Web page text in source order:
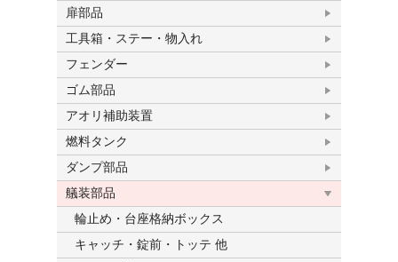
扉部品
工具箱・ステー・物入れ
フェンダー
ゴム部品
アオリ補助装置
燃料タンク
ダンプ部品
艤装部品
輪止め・台座格納ボックス
キャッチ・錠前・トッテ 他